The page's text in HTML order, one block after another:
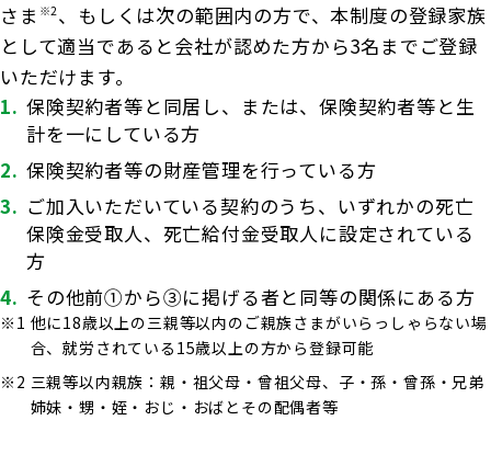
さま ※2、もしくは次の範囲内の方で、本制度の登録家族
として適当であると会社が認めた方から3名までご登録
いただけます。
保険契約者等と同居し、または、保険契約者等と生
計を一にしている方
保険契約者等の財産管理を行っている方
ご加入いただいている契約のうち、いずれかの死亡
保険金受取人、死亡給付金受取人に設定されている
方
その他前①から③に掲げる者と同等の関係にある方
他に18歳以上の三親等以内のご親族さまがいらっしゃらない場
合、就労されている15歳以上の方から登録可能
三親等以内親族：親・祖父母・曾祖父母、子・孫・曾孫・兄弟
姉妹・甥・姪・おじ・おばとその配偶者等